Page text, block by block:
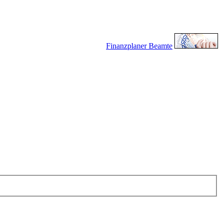
Finanzplaner Beamte